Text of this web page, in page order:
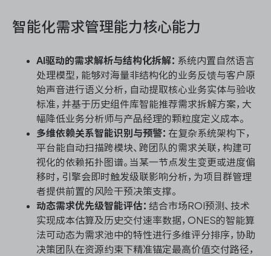
智能化需求管理能力核心能力
AI驱动的需求解析与结构化拆解： 系统内置自然语言
处理模型，能够对海量非结构化的业务反馈与客户原
始声音进行语义分析，自动提取核心业务实体与验收
标准，并基于历史组件库智能推荐需求拆解方案，大
幅降低业务分析师与产品经理的颗粒度定义成本。
多维依赖关系智能识别与预警： 在复杂系统架构下，
平台能自动扫描跨模块、跨团队的需求关联，构建可
视化的依赖拓扑图谱。当某一节点发生变更或进度偏
移时，引擎会即时触发级联影响分析，为项目群管理
者提供前置的风险干预决策支撑。
动态需求优先级智能评估： 结合市场ROI预测、技术
实现成本估算及历史交付速率数据，ONES的智能算
法可动态为需求池中的特性进行多维评分排序，协助
决策团队在资源约束下精准锚定最高价值交付路径，